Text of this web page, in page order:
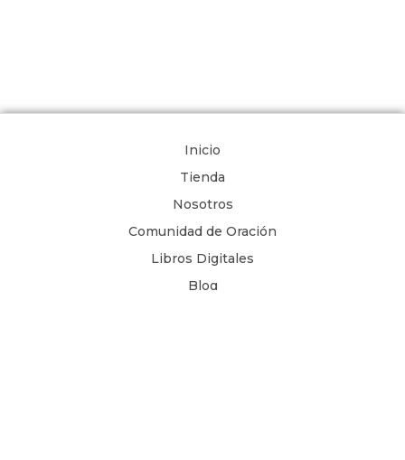
Inicio
Tienda
Nosotros
Comunidad de Oración
Libros Digitales
Blog